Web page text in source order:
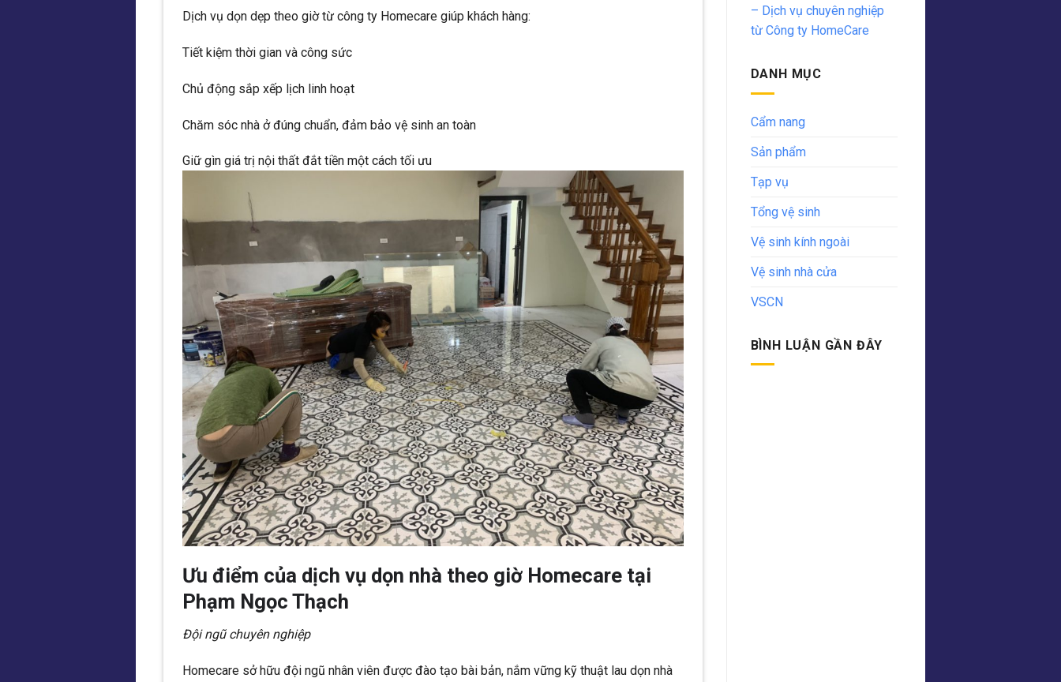
Dịch vụ dọn dẹp theo giờ từ công ty Homecare giúp khách hàng:
Tiết kiệm thời gian và công sức
Chủ động sắp xếp lịch linh hoạt
Chăm sóc nhà ở đúng chuẩn, đảm bảo vệ sinh an toàn
Giữ gìn giá trị nội thất đắt tiền một cách tối ưu
Ưu điểm của dịch vụ dọn nhà theo giờ Homecare tại
Phạm Ngọc Thạch
Đội ngũ chuyên nghiệp
Homecare sở hữu đội ngũ nhân viên được đào tạo bài bản, nắm vững kỹ thuật lau dọn nhà
– Dịch vụ chuyên nghiệp
từ Công ty HomeCare
DANH MỤC
Cẩm nang
Sản phẩm
Tạp vụ
Tổng vệ sinh
Vệ sinh kính ngoài
Vệ sinh nhà cửa
VSCN
BÌNH LUẬN GẦN ĐÂY